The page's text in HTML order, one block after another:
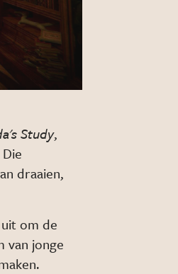
Study,
draaien,
om de
van jonge